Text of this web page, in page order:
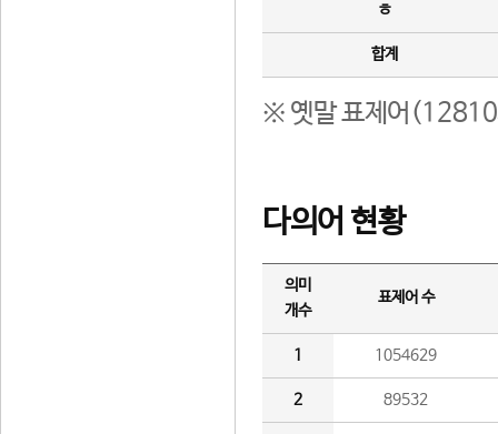
ㅎ
합계
※ 옛말 표제어(12810
다의어 현황
의미
개수
표제어 수
1 1054629
2 89532